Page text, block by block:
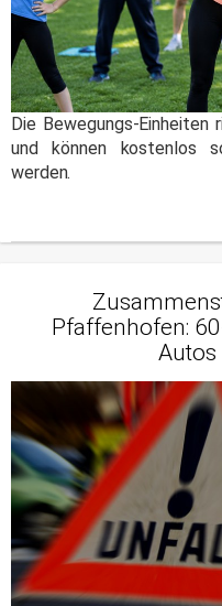
Die Bewegungs-
und können kostenlos
werden.
Pfaffenhofen: